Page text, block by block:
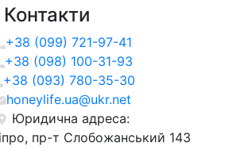
Контакти
+38 (099) 721-97-41
+38 (098) 100-31-93
+38 (093) 780-35-30
honeylife.ua@ukr.net
Юридична адреса:
пр-т Слобожанський 143